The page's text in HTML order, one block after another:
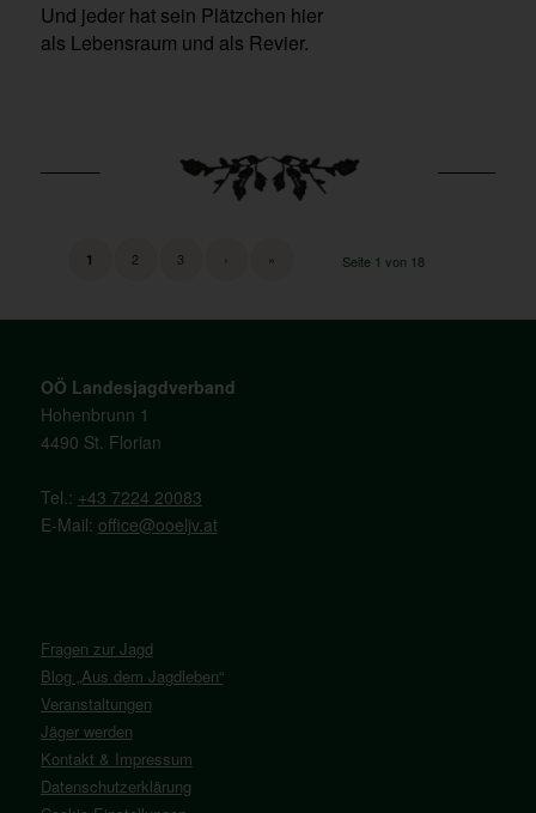
Und jeder hat sein Plätzchen hier
als Lebensraum und als Revier.
Seite 1 von 18
1 2 3 › »
OÖ Landesjagdverband
Hohenbrunn 1
4490 St. Florian
Tel.: +43 7224 20083
E-Mail: office@ooeljv.at
Fragen zur Jagd
Blog „Aus dem Jagdleben“
Veranstaltungen
Jäger werden
Kontakt & Impressum
Datenschutzerklärung